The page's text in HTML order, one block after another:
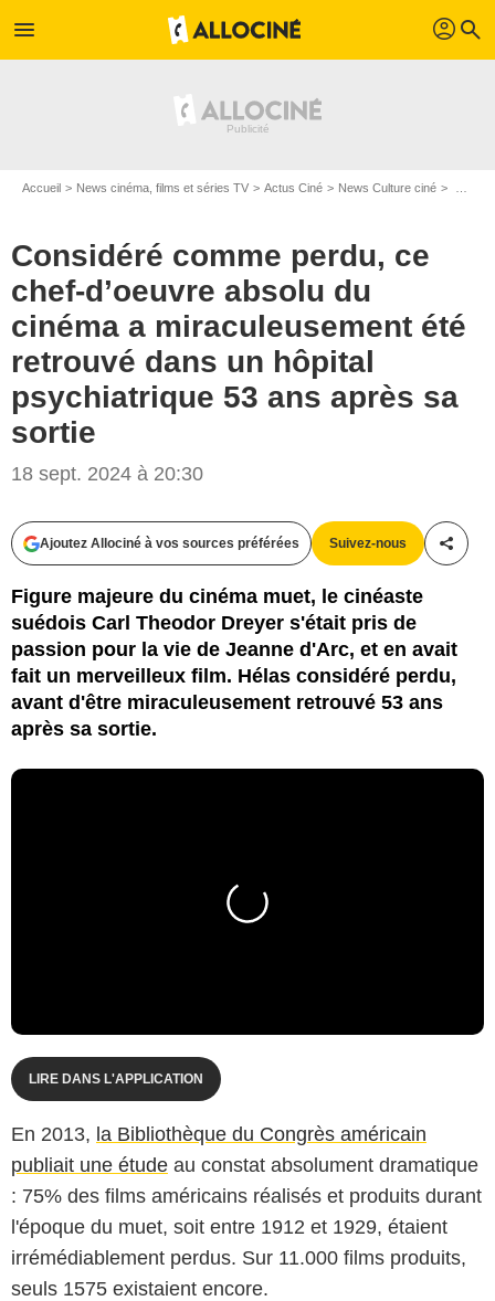
menu profil search
Accueil News cinéma, films et séries TV Actus Ciné News Culture ciné
Considéré comme perdu, ce
chef-d’oeuvre absolu du
cinéma a miraculeusement été
retrouvé dans un hôpital
psychiatrique 53 ans après sa
sortie
18 sept. 2024 à 20:30
Ajoutez Allociné à vos sources préférées Suivez-nous
Figure majeure du cinéma muet, le cinéaste
suédois Carl Theodor Dreyer s'était pris de
passion pour la vie de Jeanne d'Arc, et en avait
fait un merveilleux film. Hélas considéré perdu,
avant d'être miraculeusement retrouvé 53 ans
après sa sortie.
LIRE DANS L'APPLICATION
En 2013, la Bibliothèque du Congrès américain
publiait une étude au constat absolument dramatique
: 75% des films américains réalisés et produits durant
l'époque du muet, soit entre 1912 et 1929, étaient
irrémédiablement perdus. Sur 11.000 films produits,
seuls 1575 existaient encore.